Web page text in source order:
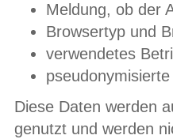
Meldung, ob der
Browsertyp und
verwendetes
Diese Daten werden
genutzt und werden